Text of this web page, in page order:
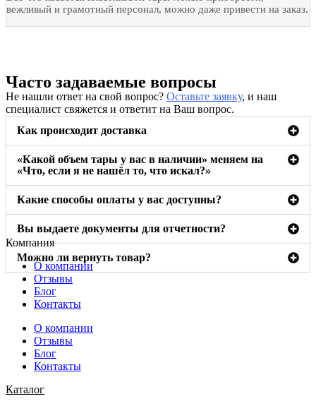
вежливый и грамотный персонал, можно даже привести на заказ.
Часто задаваемые вопросы
Не нашли ответ на свой вопрос? Оставьте заявку, и наш
специалист свяжется и ответит на Ваш вопрос.
Как происходит доставка
«Какой объем тары у вас в наличии» меняем на
«Что, если я не нашёл то, что искал?»
Какие способы оплаты у вас доступны?
Вы выдаете документы для отчетности?
Можно ли вернуть товар?
Компания
О компании
Отзывы
Блог
Контакты
О компании
Отзывы
Блог
Контакты
Каталог